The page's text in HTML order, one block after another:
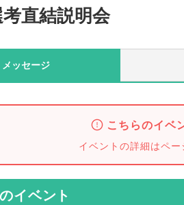
直結説明会
メッセージ
こちらのイベ
イベントの詳細はペー
イベント